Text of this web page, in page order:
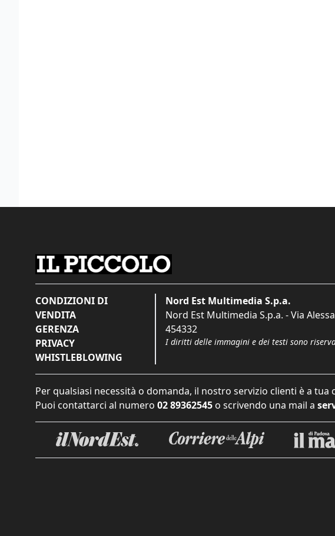
CONDIZIONI DI
VENDITA
GERENZA
PRIVACY
WHISTLEBLOWING
Nord Est Multimedia S.p.a.
Nord Est Multimedia S.p.a. - Via
454332
I diritti delle immagini e dei testi sono
Per qualsiasi necessità o domanda, il nostro servizio clienti è a tua
Puoi contattarci al numero 02 89362545 o scrivendo una mail a